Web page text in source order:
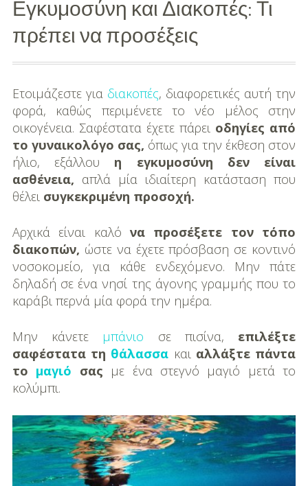
Διασκέδαση
Βάπτιση
Οργάνωση
Βάπτισης
Διάσημες
Βαπτίσεις
Παιδικό Δωμάτιο
Deco
DIY
Διατροφή-Συνταγές
Συνταγές
Διατροφής
Υγεία – Ψυχολογία
Εγκυμοσύνη και Διακοπές: Τι
πρέπει να προσέξεις
Ετοιμάζεστε για διακοπές, διαφορετικές αυτή την
φορά, καθώς περιμένετε το νέο μέλος στην
οικογένεια. Σαφέστατα έχετε πάρει οδηγίες από
το γυναικολόγο σας, όπως για την έκθεση στον
ήλιο, εξάλλου η εγκυμοσύνη δεν είναι
ασθένεια, απλά μία ιδιαίτερη κατάσταση που
θέλει συγκεκριμένη προσοχή.
Αρχικά είναι καλό να προσέξετε τον τόπο
διακοπών, ώστε να έχετε πρόσβαση σε κοντινό
νοσοκομείο, για κάθε ενδεχόμενο. Μην πάτε
δηλαδή σε ένα νησί της άγονης γραμμής που το
καράβι περνά μία φορά την ημέρα.
Μην κάνετε μπάνιο σε πισίνα, επιλέξτε
σαφέστατα τη θάλασσα και αλλάξτε πάντα
το μαγιό σας με ένα στεγνό μαγιό μετά το
κολύμπι.